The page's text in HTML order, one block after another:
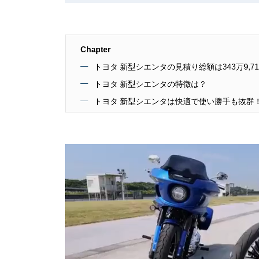
Chapter
トヨタ 新型シエンタの見積り総額は343万
トヨタ 新型シエンタの特徴は？
トヨタ 新型シエンタは快適で使い勝手も抜群！